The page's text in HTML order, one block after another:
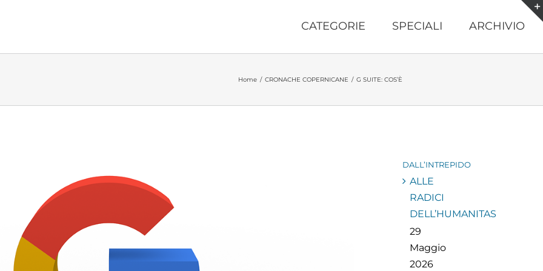
CATEGORIE SPECIALI ARCHIVIO
Home / CRONACHE COPERNICANE / G SUITE: COS’È
DALL’INTREPIDO
ALLE
RADICI
DELL’HUMANITAS
29
Maggio
2026